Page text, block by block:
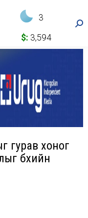
3
$: 3,594
гурав хоног
бөхийн